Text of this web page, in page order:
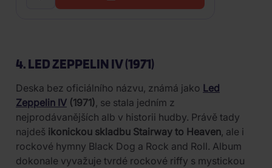
4. LED ZEPPELIN IV (1971)
Deska bez oficiálního názvu, známá jako Led
Zeppelin IV (1971), se stala jedním z
nejprodávanějších alb v historii hudby. Právě tady
najdeš ikonickou skladbu Stairway to Heaven, ale i
rockové hymny Black Dog a Rock and Roll. Album
dokonale vyvažuje tvrdé rockové riffy s mystickou